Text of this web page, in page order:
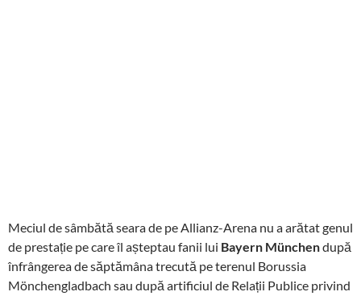
Meciul de sâmbătă seara de pe Allianz-Arena nu a arătat genul
de prestație pe care îl așteptau fanii lui Bayern Münchendupă
înfrângerea de săptămâna trecută pe terenul Borussia
Mönchengladbach sau după artificiul de Relații Publice privind